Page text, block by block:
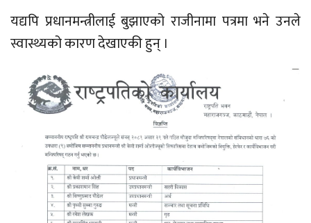
यद्यपि प्रधानमन्त्रीलाई बुझाएको राजीनामा पत्रमा भने उनले
स्वास्थ्यको कारण देखाएकी हुन् ।